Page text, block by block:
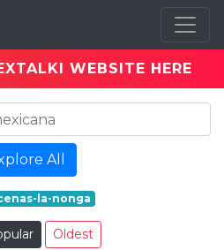
WEBSITE HERE
All
la-nonga
Oldest